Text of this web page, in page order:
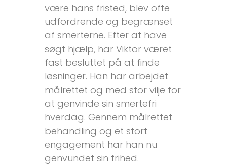
være hans fristed, blev ofte
udfordrende og begrænset
af smerterne. Efter at have
søgt hjælp, har Viktor været
fast besluttet på at finde
løsninger. Han har arbejdet
målrettet og med stor vilje for
at genvinde sin smertefri
hverdag. Gennem målrettet
behandling og et stort
engagement har han nu
genvundet sin frihed.